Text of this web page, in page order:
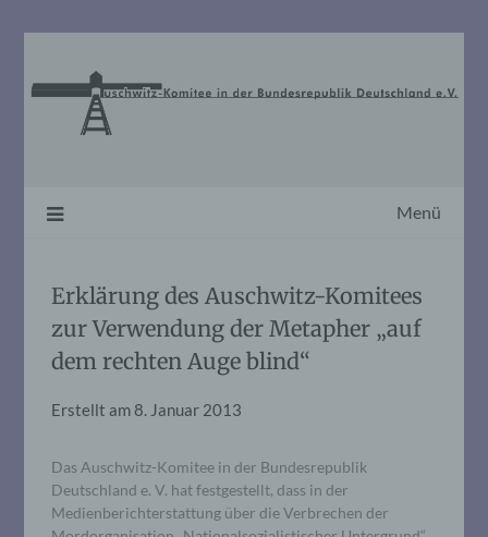
Menü
Erklärung des Auschwitz-Komitees
zur Verwendung der Metapher „auf
dem rechten Auge blind“
Erstellt am8. Januar 2013
Das Auschwitz-Komitee in der Bundesrepublik
Deutschland e. V. hat festgestellt, dass in der
Medienberichterstattung über die Verbrechen der